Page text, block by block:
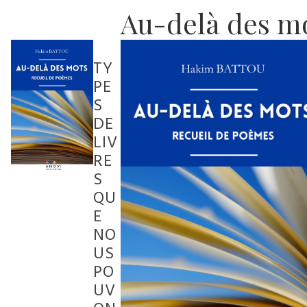
Au-delà des
TY
PE
S
DE
LIV
RE
S
QU
E
NO
US
PO
UV